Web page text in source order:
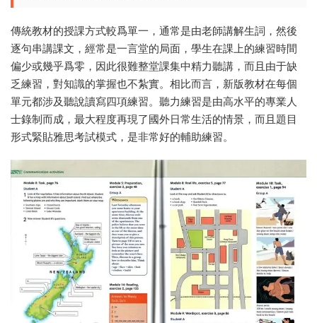
傳統教材的授課方式較爲單一，通常是由老師講解生詞，然後
逐句串講課文，經常是一言堂的局面，學生在課上的練習時間
偏少或幾乎爲零，因此很難整堂課集中精力聽講，而且由于缺
乏練習，對知識的掌握也不紮實。相比而言，新版教材在每個
單元都涉及聽說讀寫四項練習。聽力練習是由高水平的專業人
士錄制而成，最大程度再現了國外日常生活的情景，而且題目
形式緊貼雅思考試模式，是非常好的輔助練習。